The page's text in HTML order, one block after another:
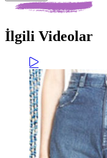
İlgili Videolar